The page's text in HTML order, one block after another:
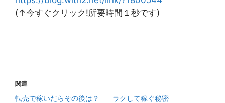
(↑今すぐクリック!所要時間１秒です)
関連
転売で稼いだらその後は？
ラクして稼ぐ秘密